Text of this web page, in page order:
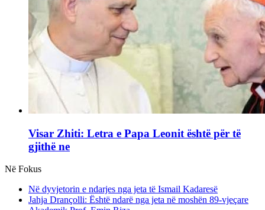
Visar Zhiti: Letra e Papa Leonit është për të
gjithë ne
Në Fokus
Në dyvjetorin e ndarjes nga jeta të Ismail Kadaresë
Jahja Drançolli: Është ndarë nga jeta në moshën 89-vjeçare